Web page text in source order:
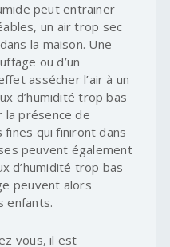
peut entrainer
un air trop sec
la maison. Une
ou d’un
assécher l’air à un
d’humidité trop bas
la présence de
qui finiront dans
peuvent également
d’humidité trop bas
peuvent alors
enfants.
vous, il est